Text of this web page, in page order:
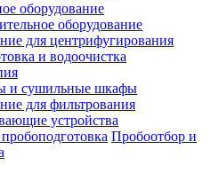
оборудование
оборудование
для центрифугирования
и водоочистка
и сушильные шкафы
для фильтрования
устройства
Пробоотбор и